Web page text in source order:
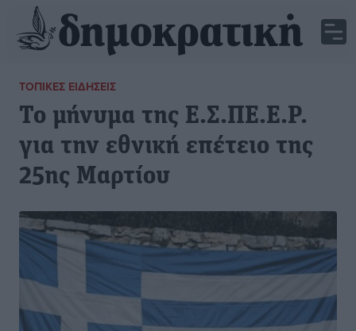
ΤΟΠΙΚΈΣ ΕΙΔΉΣΕΙΣ
Το μήνυμα της Ε.Σ.ΠΕ.Ε.Ρ.
για την εθνική επέτειο της
25ης Μαρτίου